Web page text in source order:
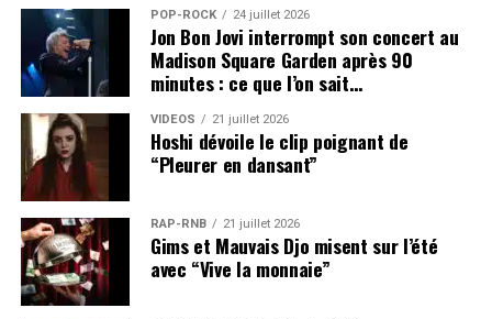
POP-ROCK 24 juillet 2026
Jon Bon Jovi interrompt son concert au
Madison Square Garden après 90
minutes : ce que l’on sait…
VIDEOS 21 juillet 2026
Hoshi dévoile le clip poignant de
“Pleurer en dansant”
RAP-RNB 21 juillet 2026
Gims et Mauvais Djo misent sur l’été
avec “Vive la monnaie”